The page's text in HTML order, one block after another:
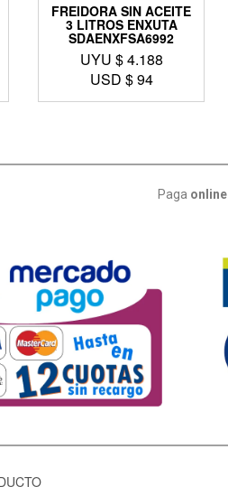
FREIDORA SIN ACEITE
3 LITROS ENXUTA
SDAENXFSA6992
UYU $4.188
USD $94
Paga online